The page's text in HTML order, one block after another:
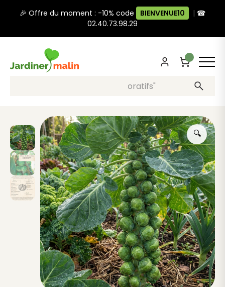
🎉 Offre du moment : -10% code BIENVENUE10 | ☎
02.40.73.98.29
Recherche, ex: "pots décoratifs"
🔍